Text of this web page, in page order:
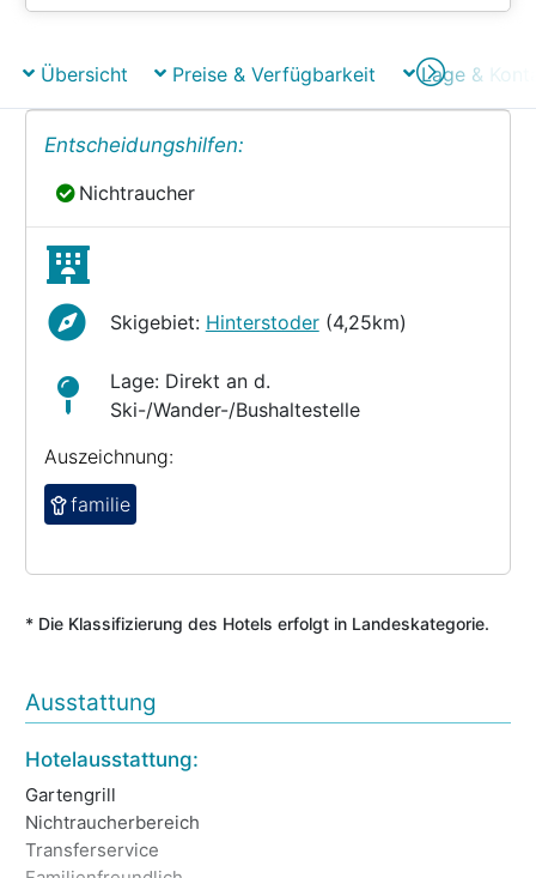
Übersicht Preise & Verfügbarkeit Lage &
Entscheidungshilfen:
Nichtraucher
Nichtraucher
Skigebiet: Hinterstoder(4,25km)
Lage: Direkt an d.
Ski-/Wander-/Bushaltestelle
Auszeichnung:
familie
* Die Klassifizierung des Hotels erfolgt in Landeskategorie.
Ausstattung
Hotelausstattung:
Gartengrill
Nichtraucherbereich
Transferservice